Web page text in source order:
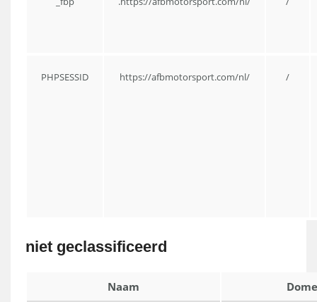
PHPSESSID https://afbmotorsport.com/nl/ /
niet geclassificeerd
Naam